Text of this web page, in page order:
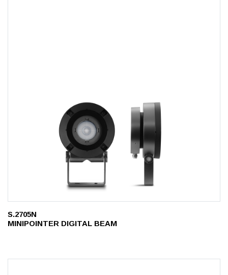
S.2705N
MINIPOINTER DIGITAL BEAM